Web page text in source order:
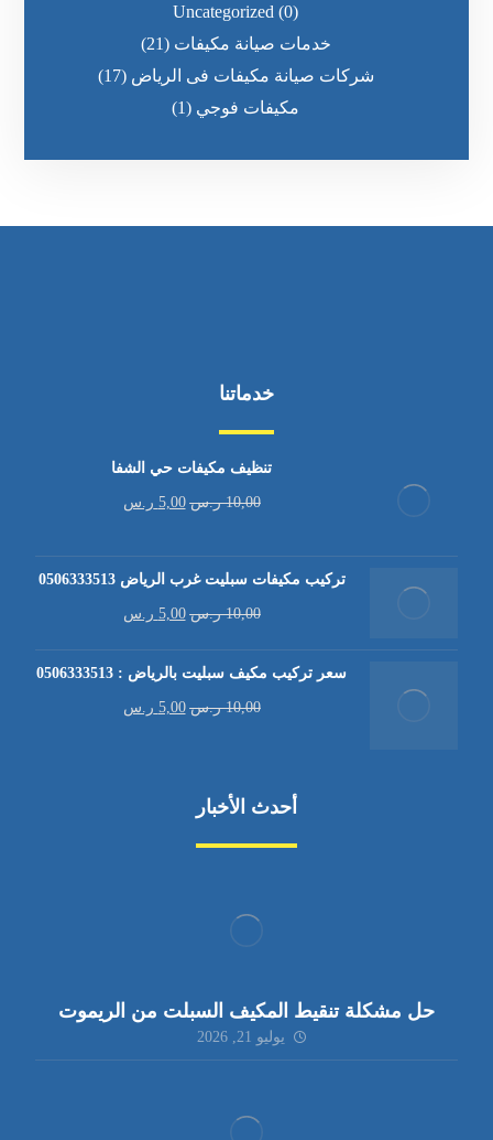
Uncategorized (0)
خدمات صيانة مكيفات (21)
شركات صيانة مكيفات فى الرياض (17)
مكيفات فوجي (1)
خدماتنا
تنظيف مكيفات حي الشفا
10,00 ر.س 5,00 ر.س
تركيب مكيفات سبليت غرب الرياض 0506333513
10,00 ر.س 5,00 ر.س
سعر تركيب مكيف سبليت بالرياض : 0506333513
10,00 ر.س 5,00 ر.س
أحدث الأخبار
حل مشكلة تنقيط المكيف السبلت من الريموت
يوليو 21, 2026